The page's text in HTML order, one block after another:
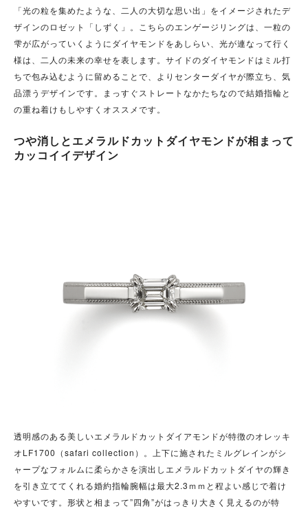
「光の粒を集めたような、二人の大切な思い出」をイメージされたデ
ザインのロゼット「しずく」。こちらのエンゲージリングは、一粒の
雫が広がっていくようにダイヤモンドをあしらい、光が連なって行く
様は、二人の未来の幸せを表します。サイドのダイヤモンドはミル打
ちで包み込むように留めることで、よりセンターダイヤが際立ち、気
品漂うデザインです。まっすぐストレートなかたちなので結婚指輪と
の重ね着けもしやすくオススメです。
つや消しとエメラルドカットダイヤモンドが相まって
カッコイイデザイン
透明感のある美しいエメラルドカットダイアモンドが特徴のオレッキ
オLF1700（safari collection）。上下に施されたミルグレインがシ
ャープなフォルムに柔らかさを演出しエメラルドカットダイヤの輝き
を引き立ててくれる婚約指輪腕幅は最大2.3ｍｍと程よい感じで着け
やすいです。形状と相まって”四角”がはっきり大きく見えるのが特